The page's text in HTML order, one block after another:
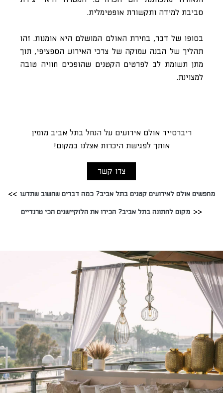
סביבת למידה ותקשורת אופטימלית.
בסופו של דבר, בחירת האולם המושלם היא אומנות. זהו
תהליך של הבנה עמוקה של צרכי האירוע הספציפי, תוך
מתן תשומת לב לפרטים הקטנים שהופכים חוויה טובה
למצוינת.
ריברסייד אולם אירועים על הנחל בתל אביב מזמין
אותך לפגישת היכרות אצלנו במקום!
צרו קשר
מחפשים אולם לאירועים קטנים בתל אביב? כמה דברים שחשוב שתדעו
מקום לחתונה בתל אביב? הכירו את הלוקיישנים הכי טרנדיים